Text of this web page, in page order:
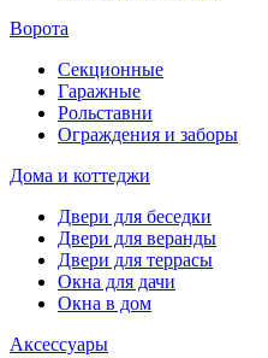
Ворота
Секционные
Гаражные
Рольставни
Ограждения и заборы
Дома и коттеджи
Двери для беседки
Двери для веранды
Двери для террасы
Окна для дачи
Окна в дом
Аксессуары